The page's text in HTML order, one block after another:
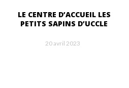
LE CENTRE D’ACCUEIL LES
PETITS SAPINS D’UCCLE
20 avril 2023